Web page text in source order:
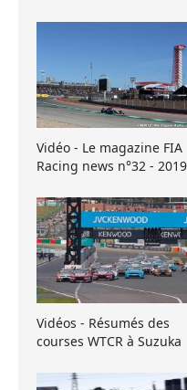
Vidéo - Le magazine FIA
Racing news n°32 - 2019
Vidéos - Résumés des
courses WTCR à Suzuka